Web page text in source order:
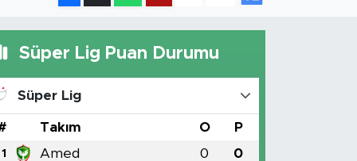
Süper Lig Puan Durumu
Süper Lig
Takım O P
1 Amed 0 0